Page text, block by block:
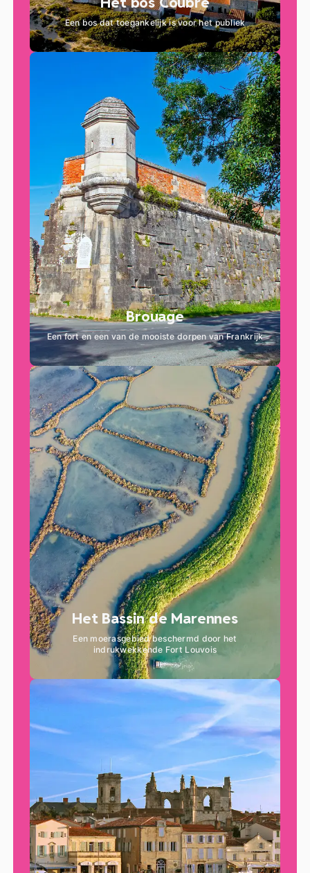
Een bos dat toegankelijk is voor het publiek
Brouage
Een fort en een van de mooiste dorpen van Frankrijk
Het Bassin de Marennes
Een moerasgebied beschermd door het
indrukwekkende Fort Louvois